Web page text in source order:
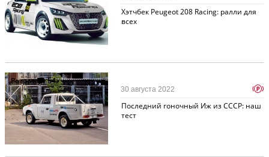
Хэтчбек Peugeot 208 Racing: ралли для
всех
Ретротест54
Последний гоночный Иж из СССР: наш
тест
30 августа 2022 p